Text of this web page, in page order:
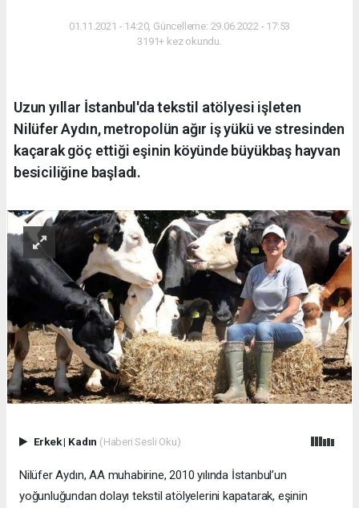
01.11.2021 - 14:20, Güncelleme: 29.06.2022 - 17:53
3191+ kez okundu.
Uzun yıllar İstanbul'da tekstil atölyesi işleten
Nilüfer Aydın, metropolün ağır iş yükü ve stresinden
kaçarak göç ettiği eşinin köyünde büyükbaş hayvan
besiciliğine başladı.
Erkek| Kadın (Haberi Sesli Oku)
Nilüfer Aydın, AA muhabirine, 2010 yılında İstanbul’un
yoğunluğundan dolayı tekstil atölyelerini kapatarak, eşinin